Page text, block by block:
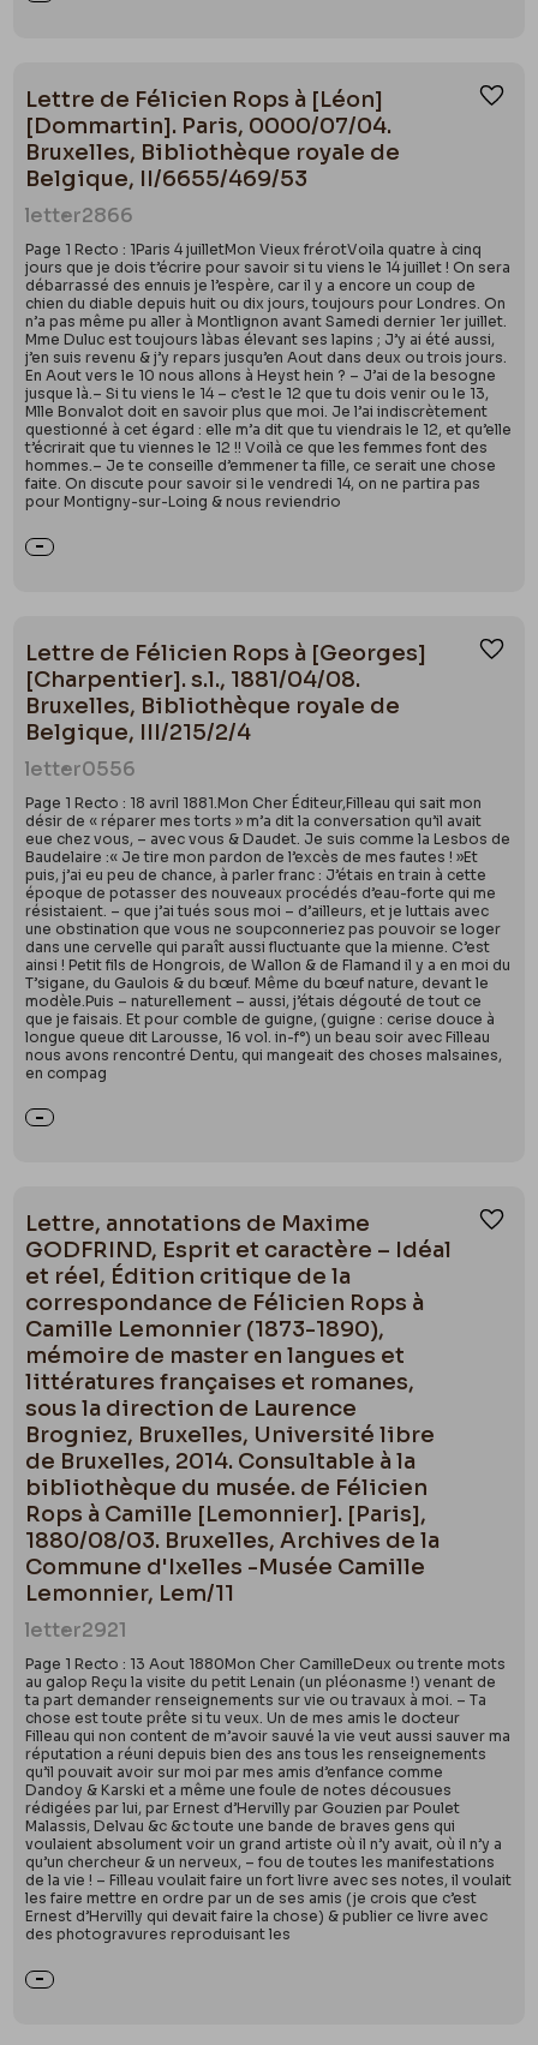
Lettre de Félicien Rops à [Léon]
[Dommartin]. Paris, 0000/07/04.
Bruxelles, Bibliothèque royale de
Belgique, II/6655/469/53
letter2866
Page 1 Recto : 1Paris 4 juilletMon Vieux frérotVoila quatre à cinq
jours que je dois t’écrire pour savoir si tu viens le 14 juillet ! On sera
débarrassé des ennuis je l’espère, car il y a encore un coup de
chien du diable depuis huit ou dix jours, toujours pour Londres. On
n’a pas même pu aller à Montlignon avant Samedi dernier 1er juillet.
Mme Duluc est toujours làbas élevant ses lapins ; J’y ai été aussi,
j’en suis revenu & j’y repars jusqu’en Aout dans deux ou trois jours.
En Aout vers le 10 nous allons à Heyst hein ? – J’ai de la besogne
jusque là.– Si tu viens le 14 – c’est le 12 que tu dois venir ou le 13,
Mlle Bonvalot doit en savoir plus que moi. Je l’ai indiscrètement
questionné à cet égard : elle m’a dit que tu viendrais le 12, et qu’elle
t’écrirait que tu viennes le 12 !! Voilà ce que les femmes font des
hommes.– Je te conseille d’emmener ta fille, ce serait une chose
faite. On discute pour savoir si le vendredi 14, on ne partira pas
pour Montigny-sur-Loing & nous reviendrio
Lettre de Félicien Rops à [Georges]
[Charpentier]. s.l., 1881/04/08.
Bruxelles, Bibliothèque royale de
Belgique, III/215/2/4
letter0556
Page 1 Recto : 18 avril 1881.Mon Cher Éditeur,Filleau qui sait mon
désir de « réparer mes torts » m’a dit la conversation qu’il avait
eue chez vous, – avec vous & Daudet. Je suis comme la Lesbos de
Baudelaire :« Je tire mon pardon de l’excès de mes fautes ! »Et
puis, j’ai eu peu de chance, à parler franc : J’étais en train à cette
époque de potasser des nouveaux procédés d’eau-forte qui me
résistaient. – que j’ai tués sous moi – d’ailleurs, et je luttais avec
une obstination que vous ne soupconneriez pas pouvoir se loger
dans une cervelle qui paraît aussi fluctuante que la mienne. C’est
ainsi ! Petit fils de Hongrois, de Wallon & de Flamand il y a en moi du
T’sigane, du Gaulois & du bœuf. Même du bœuf nature, devant le
modèle.Puis – naturellement – aussi, j’étais dégouté de tout ce
que je faisais. Et pour comble de guigne, (guigne : cerise douce à
longue queue dit Larousse, 16 vol. in-f°) un beau soir avec Filleau
nous avons rencontré Dentu, qui mangeait des choses malsaines,
en compag
Lettre, annotations de Maxime
GODFRIND, Esprit et caractère – Idéal
et réel, Édition critique de la
correspondance de Félicien Rops à
Camille Lemonnier (1873-1890),
mémoire de master en langues et
littératures françaises et romanes,
sous la direction de Laurence
Brogniez, Bruxelles, Université libre
de Bruxelles, 2014. Consultable à la
bibliothèque du musée. de Félicien
Rops à Camille [Lemonnier]. [Paris],
1880/08/03. Bruxelles, Archives de la
Commune d'Ixelles -Musée Camille
Lemonnier, Lem/11
letter2921
Page 1 Recto : 13 Aout 1880Mon Cher CamilleDeux ou trente mots
au galop Reçu la visite du petit Lenain (un pléonasme !) venant de
ta part demander renseignements sur vie ou travaux à moi. – Ta
chose est toute prête si tu veux. Un de mes amis le docteur
Filleau qui non content de m’avoir sauvé la vie veut aussi sauver ma
réputation a réuni depuis bien des ans tous les renseignements
qu’il pouvait avoir sur moi par mes amis d’enfance comme
Dandoy & Karski et a même une foule de notes décousues
rédigées par lui, par Ernest d’Hervilly par Gouzien par Poulet
Malassis, Delvau &c &c toute une bande de braves gens qui
voulaient absolument voir un grand artiste où il n’y avait, où il n’y a
qu’un chercheur & un nerveux, – fou de toutes les manifestations
de la vie ! – Filleau voulait faire un fort livre avec ses notes, il voulait
les faire mettre en ordre par un de ses amis (je crois que c’est
Ernest d’Hervilly qui devait faire la chose) & publier ce livre avec
des photogravures reproduisant les